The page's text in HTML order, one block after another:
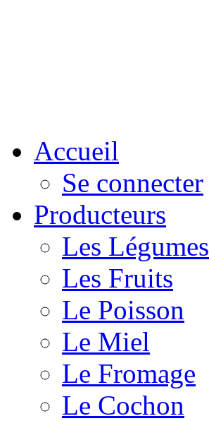
Accueil
Se connecter
Producteurs
Les Légumes
Les Fruits
Le Poisson
Le Miel
Le Fromage
Le Cochon